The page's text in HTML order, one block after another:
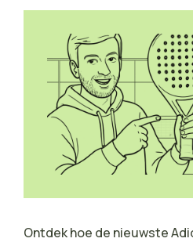
Ontdek hoe de nieuwste